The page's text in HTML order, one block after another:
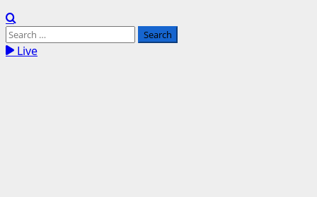
Search
for:Live